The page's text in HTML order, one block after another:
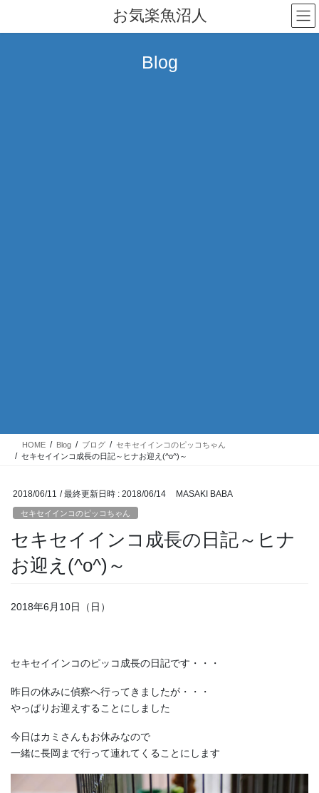
テ
ゲ
お気楽魚沼人
Blog
HOME Blog ブログ
セキセイインコのピッコちゃん
セキセイインコ成長の日記～ヒナお迎え(^o^)～
2018/06/11 / 最終更新日時 : 2018/06/14 MASAKI BABA
セキセイインコのピッコちゃん
セキセイインコ成長の日記～ヒナ
お迎え(^o^)～
2018年6月10日（日）
セキセイインコのピッコ成長の日記です・・・
昨日の休みに偵察へ行ってきましたが・・・
やっぱりお迎えすることにしました
今日はカミさんもお休みなので
一緒に長岡まで行って連れてくることにします